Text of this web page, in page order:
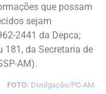
que possam
sejam
2441 da Depca;
181, da Secretaria de
AM).
FOTO: Divulgação/PC-AM